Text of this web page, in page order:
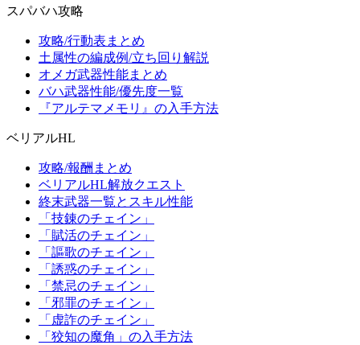
スパバハ攻略
攻略/行動表まとめ
土属性の編成例/立ち回り解説
オメガ武器性能まとめ
バハ武器性能/優先度一覧
『アルテマメモリ』の入手方法
ベリアルHL
攻略/報酬まとめ
ベリアルHL解放クエスト
終末武器一覧とスキル性能
「技錬のチェイン」
「賦活のチェイン」
「謳歌のチェイン」
「誘惑のチェイン」
「禁忌のチェイン」
「邪罪のチェイン」
「虚詐のチェイン」
「狡知の魔角」の入手方法